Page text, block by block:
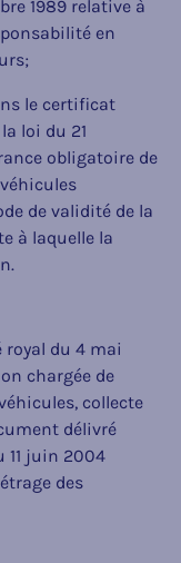
1989 relative à
en
le certificat
loi du 21
obligatoire de
de validité de la
à laquelle la
royal du 4 mai
chargée de
collecte
délivré
11 juin 2004
des